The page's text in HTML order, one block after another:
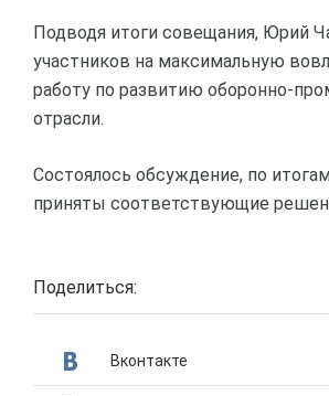
Подводя итоги совещания, Юрий
участников на максимальную
работу по развитию оборонно-
отрасли.
Состоялось обсуждение, по
приняты соответствующие
Поделиться:
Вконтакте